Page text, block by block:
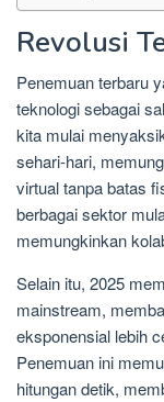
Revolusi
Penemuan terbaru
teknologi sebagai
kita mulai
sehari-hari,
virtual tanpa batas
berbagai sektor
memungkinkan
Selain itu, 2025
mainstream,
eksponensial lebih
Penemuan ini
hitungan detik,